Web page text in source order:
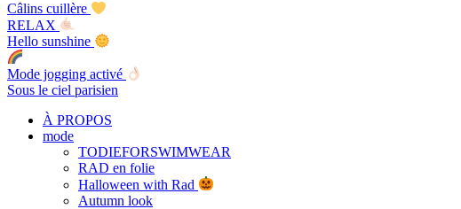
Câlins cuillère
RELAX
Hello sunshine
Mode jogging activé
Sous le ciel parisien
À PROPOS
mode
TODIEFORSWIMWEAR
RAD en folie
Halloween with Rad
Autumn look